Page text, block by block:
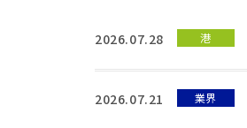
2026.07.28 港
2026.07.21 業界